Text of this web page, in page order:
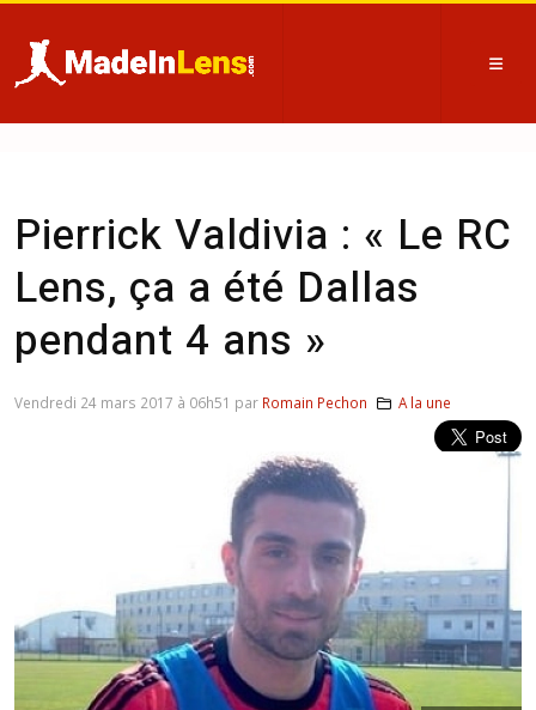
Pierrick Valdivia : « Le RC
Lens, ça a été Dallas
pendant 4 ans »
Vendredi 24 mars 2017 à 06h51 par Romain Pechon A la une